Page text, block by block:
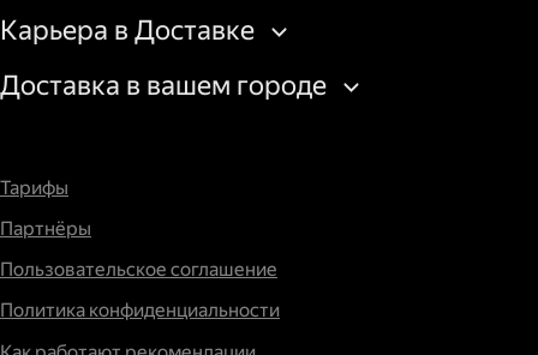
Карьера в Доставке
Доставка в вашем городе
Тарифы
Партнёры
Пользовательское соглашение
Политика конфиденциальности